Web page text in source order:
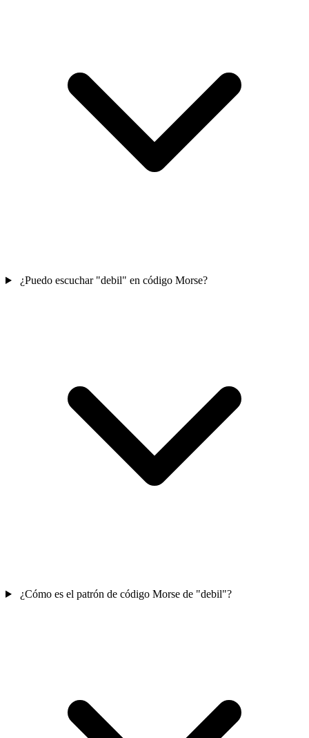
¿Puedo escuchar "debil" en código Morse?
¿Cómo es el patrón de código Morse de "debil"?